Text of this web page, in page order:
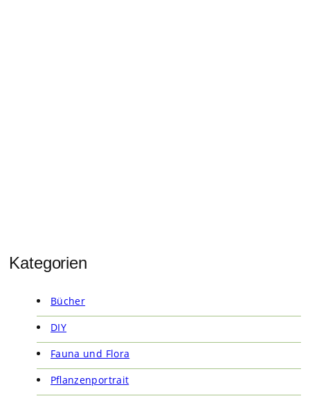
Kategorien
Bücher
DIY
Fauna und Flora
Pflanzenportrait